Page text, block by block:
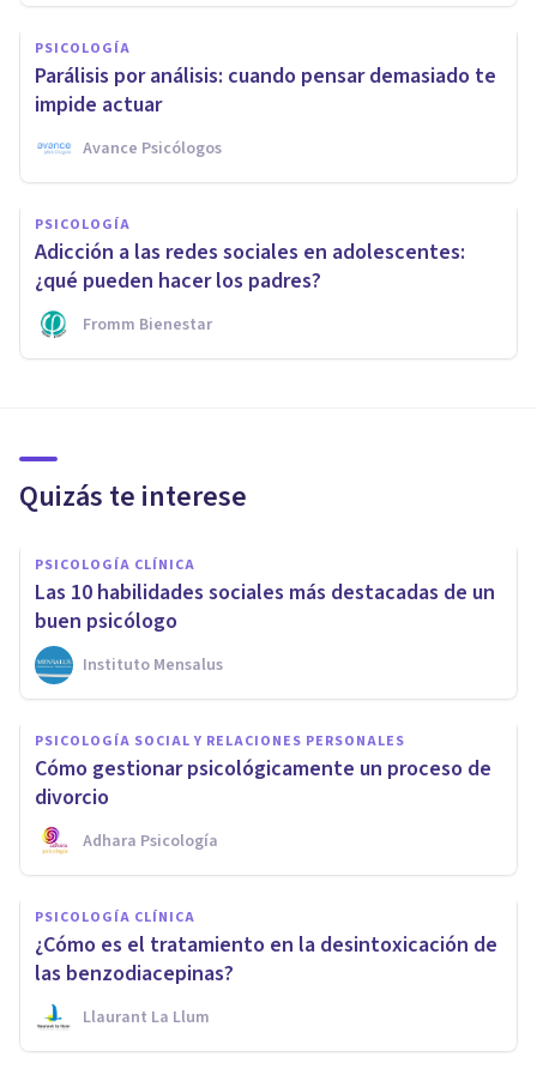
PSICOLOGÍA
Parálisis por análisis: cuando pensar demasiado te
impide actuar
Avance Psicólogos
PSICOLOGÍA
Adicción a las redes sociales en adolescentes:
¿qué pueden hacer los padres?
Fromm Bienestar
Quizás te interese
PSICOLOGÍA CLÍNICA
Las 10 habilidades sociales más destacadas de un
buen psicólogo
Instituto Mensalus
PSICOLOGÍA SOCIAL Y RELACIONES PERSONALES
Cómo gestionar psicológicamente un proceso de
divorcio
Adhara Psicología
PSICOLOGÍA CLÍNICA
¿Cómo es el tratamiento en la desintoxicación de
las benzodiacepinas?
Llaurant La Llum